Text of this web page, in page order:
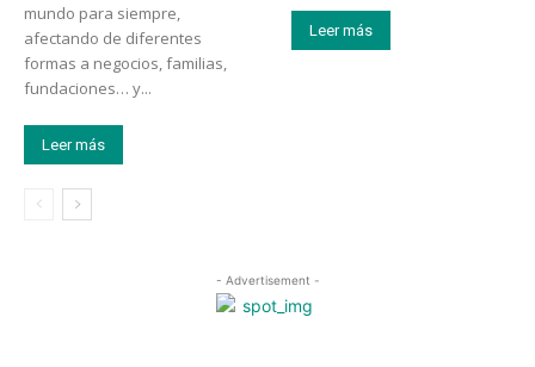
mundo para siempre,
afectando de diferentes
formas a negocios, familias,
fundaciones… y...
Leer más
Leer más
- Advertisement -